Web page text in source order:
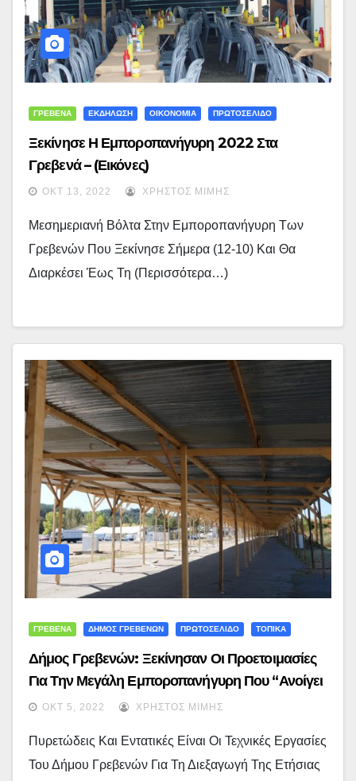
ΓΡΕΒΕΝΑ ΕΚΔΗΛΩΣΗ ΟΙΚΟΝΟΜΙΑ ΠΡΩΤΟΣΕΛΙΔΟ
Ξεκίνησε Η Εμποροπανήγυρη 2022 Στα
Γρεβενά – (εικόνες)
ΟΚΤ 13, 2022 ΧΡΉΣΤΟΣ ΜΊΜΗΣ
Μεσημεριανή Βόλτα Στην Εμποροπανήγυρη Των
Γρεβενών Που Ξεκίνησε Σήμερα (12-10) Και Θα
Διαρκέσει Έως Τη (περισσότερα…)
ΓΡΕΒΕΝΑ ΔΗΜΟΣ ΓΡΕΒΕΝΩΝ ΠΡΩΤΟΣΕΛΙΔΟ ΤΟΠΙΚΑ
Δήμος Γρεβενών: Ξεκίνησαν Οι Προετοιμασίες
Για Την Μεγάλη Εμποροπανήγυρη Που “ανοίγει
Τις Πύλες Της” Την Τετάρτη 12 Οκτωβρίου 2022
ΟΚΤ 5, 2022 ΧΡΉΣΤΟΣ ΜΊΜΗΣ
Πυρετώδεις Και Εντατικές Είναι Οι Τεχνικές Εργασίες
Του Δήμου Γρεβενών Για Τη Διεξαγωγή Της Ετήσιας